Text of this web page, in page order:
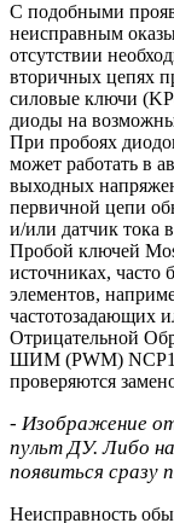
С подобными
неисправным
отсутствии
вторичных цепях
силовые ключи
диоды на
При пробоях
может работать в
выходных
первичной цепи
и/или датчик тока
Пробой ключей
источниках, часто
элементов,
частотозадающих
Отрицательной
ШИМ (PWM)
проверяются
- Изображение
пульт ДУ. Либо
появиться сразу
Неисправность